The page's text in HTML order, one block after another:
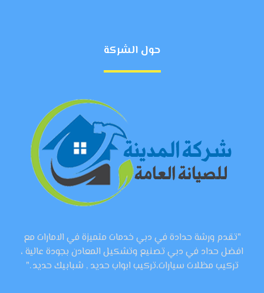
حول الشركة
"تقدم ورشة حدادة في دبي خدمات متميزة في الامارات مع
افضل حداد في دبي تصنيع وتشكيل المعادن بجودة عالية ،
تركيب مظلات سيارات،تركيب ابواب حديد , شبابيك حديد ."